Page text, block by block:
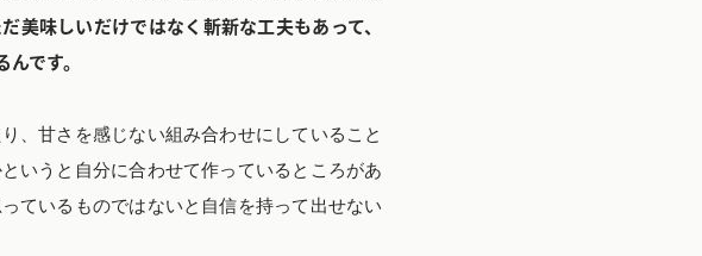
美味しいだけではなく斬新な工夫もあって、
です。
、甘さを感じない組み合わせにしていること
いうと自分に合わせて作っているところがあ
ているものではないと自信を持って出せない